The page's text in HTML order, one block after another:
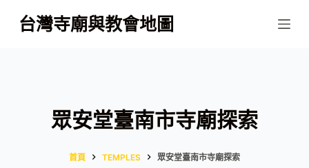
跳
至
台灣寺廟與教會地圖
眾安堂臺南市寺廟探索
首頁 TEMPLES 眾安堂臺南市寺廟探索